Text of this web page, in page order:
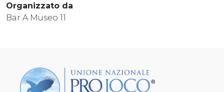
Organizzato da
Bar A Museo 11